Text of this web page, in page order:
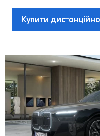
Купити дистанційно